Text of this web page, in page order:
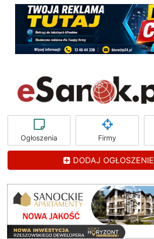
Ogłoszenia Firmy
DODAJ OGŁOSZENIE